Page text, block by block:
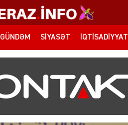
GÜNDƏM SIYASƏT İQTISADIYYAT